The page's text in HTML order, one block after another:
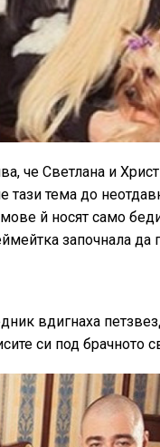
че Светлана и
тази тема до
й носят само
започнала да
вдигнаха
си под брачното